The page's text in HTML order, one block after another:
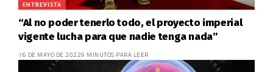
ENTREVISTA
“Al no poder tenerlo todo, el proyecto imperial
vigente lucha para que nadie tenga nada”
16 DE MAYO DE 20229 MINUTOS PARA LEER